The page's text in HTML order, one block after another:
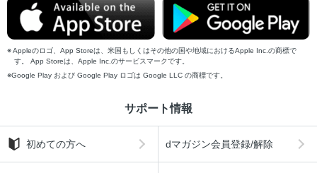
Appleのロゴ、App Storeは、米国もしくはその他の国や地域におけるApple Inc.の商標で
す。 App Storeは、Apple Inc.のサービスマークです。
Google Play および Google Play ロゴは Google LLC の商標です。
サポート情報
初めての方へ dマガジン会員登録/解除